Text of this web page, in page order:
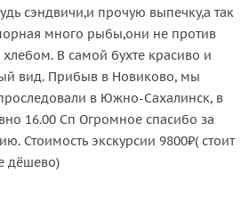
сэндвичи,и прочую выпечку,а так
много рыбы,они не против
В самой бухте красиво и
вид. Прибыв в Новиково, мы
в Южно-Сахалинск, в
16.00 Сп Огромное спасибо за
Стоимость экскурсии 9800₽( стоит
дёшево)